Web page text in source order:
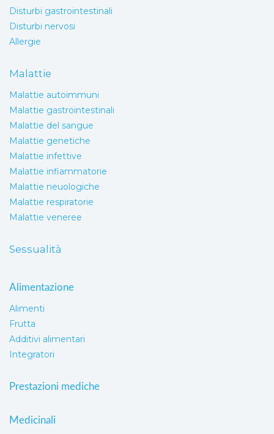
Disturbi gastrointestinali
Disturbi nervosi
Allergie
Malattie
Malattie autoimmuni
Malattie gastrointestinali
Malattie del sangue
Malattie genetiche
Malattie infettive
Malattie infiammatorie
Malattie neuologiche
Malattie respiratorie
Malattie veneree
Sessualità
Alimentazione
Alimenti
Frutta
Additivi alimentari
Integratori
Prestazioni mediche
Medicinali